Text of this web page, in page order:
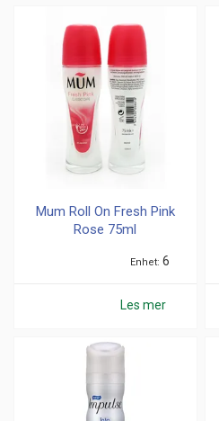
Mum Roll On Fresh Pink
Rose 75ml
Enhet 6
Les mer